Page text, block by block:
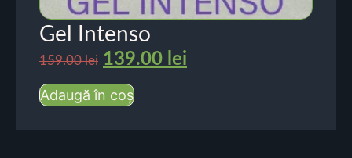
Gel Intenso
159.00lei 139.00 lei
Adaugă în coș